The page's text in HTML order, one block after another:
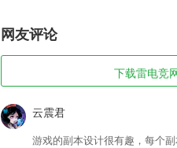
网友评论
下载雷电竞
云震君
游戏的副本设计很有趣，每个